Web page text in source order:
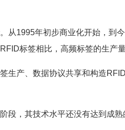
1995年初步商业化开始，到
标签相比，高频标签的生产
产、数据协议共享和构造
，其技术水平还没有达到成熟